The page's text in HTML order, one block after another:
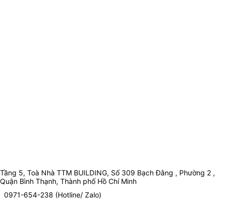
Tầng 5, Toà Nhà TTM BUILDING, Số 309 Bạch Đằng , Phường 2 ,
Quận Bình Thạnh, Thành phố Hồ Chí Minh
0971-654-238 (Hotline/ Zalo)